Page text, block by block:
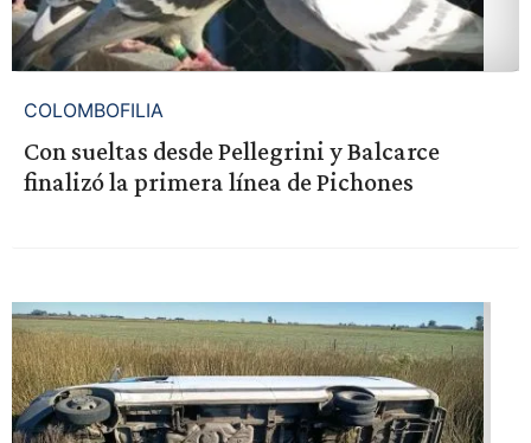
COLOMBOFILIA
Con sueltas desde Pellegrini y Balcarce
finalizó la primera línea de Pichones